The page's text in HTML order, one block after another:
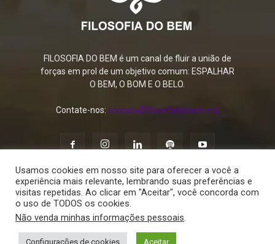
FILOSOFIA DO BEM é um canal de fluir a união de
forças em prol de um objetivo comum: ESPALHAR
O BEM, O BOM E O BELO.
Contate-nos: contato@filosofiadobem.org
Política de Privacidade
Feito com
porDX2BRASIL
Usamos cookies em nosso site para oferecer a você a
experiência mais relevante, lembrando suas preferências e
visitas repetidas. Ao clicar em "Aceitar", você concorda com
o uso de TODOS os cookies.
Não venda minhas informações pessoais.
Configurações de cookies Aceitar